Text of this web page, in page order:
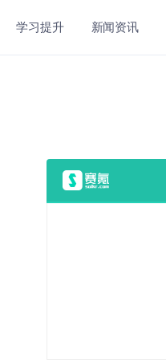
学习提升 新闻资讯